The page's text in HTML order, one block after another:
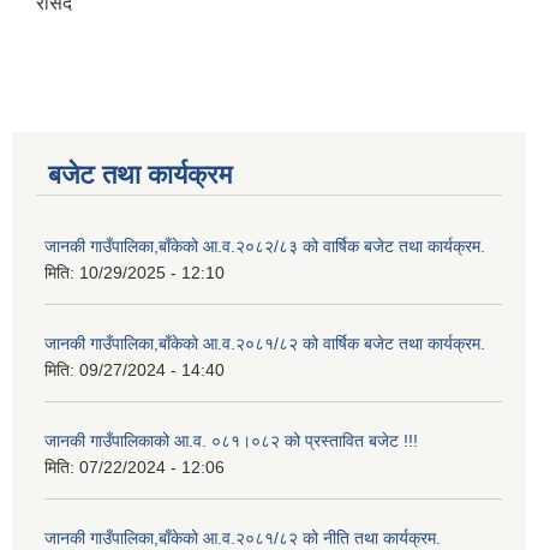
बजेट तथा कार्यक्रम
जानकी गाउँपालिका,बाँकेको आ.व.२०८२/८३ को वार्षिक बजेट तथा कार्यक्रम.
मिति: 10/29/2025 - 12:10
जानकी गाउँपालिका,बाँकेको आ.व.२०८१/८२ को वार्षिक बजेट तथा कार्यक्रम.
मिति: 09/27/2024 - 14:40
जानकी गाउँपालिकाको आ.व. ०८१।०८२ को प्रस्तावित बजेट !!!
मिति: 07/22/2024 - 12:06
जानकी गाउँपालिका,बाँकेको आ.व.२०८१/८२ को नीति तथा कार्यक्रम.